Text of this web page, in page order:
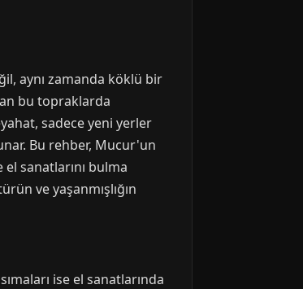
aynı zamanda köklü bir
bu topraklarda
sadece yeni yerler
Bu rehber, Mucur'un
sanatlarını bulma
ve yaşanmışlığın
ise el sanatlarında